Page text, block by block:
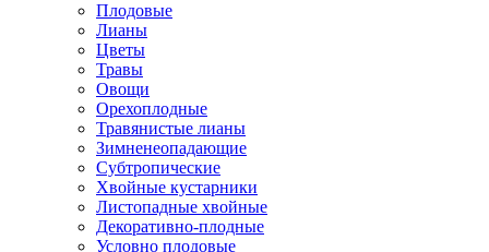
Плодовые
Лианы
Цветы
Травы
Овощи
Орехоплодные
Травянистые лианы
Зимненеопадающие
Субтропические
Хвойные кустарники
Листопадные хвойные
Декоративно-плодные
Условно плодовые